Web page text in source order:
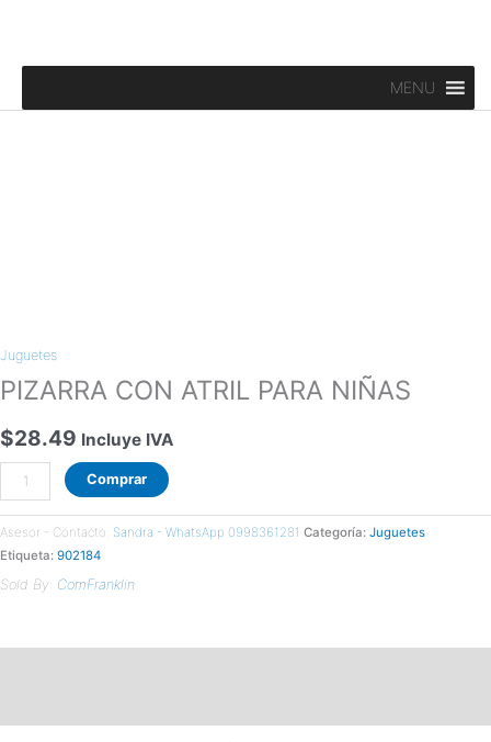
contenido
MENU
Juguetes
PIZARRA CON ATRIL PARA NIÑAS
$28.49 Incluye IVA
cantidad
Comprar
Asesor - Contacto: Sandra - WhatsApp 0998361281 Categoría: Juguetes
Etiqueta: 902184
Sold By: ComFranklin